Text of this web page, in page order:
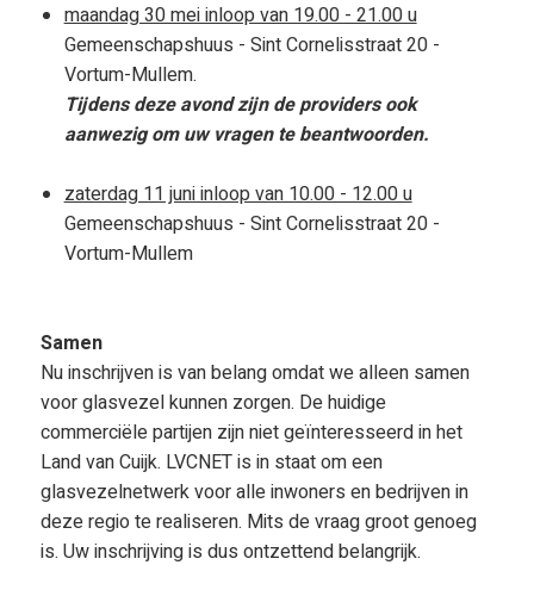
maandag 30 mei inloop van 19.00 - 21.00 u
Gemeenschapshuus - Sint Cornelisstraat 20 -
Vortum-Mullem.
Tijdens deze avond zijn de providers ook
aanwezig om uw vragen te beantwoorden.
zaterdag 11 juni inloop van 10.00 - 12.00 u
Gemeenschapshuus - Sint Cornelisstraat 20 -
Vortum-Mullem
Samen
Nu inschrijven is van belang omdat we alleen samen
voor glasvezel kunnen zorgen. De huidige
commerciële partijen zijn niet geïnteresseerd in het
Land van Cuijk. LVCNET is in staat om een
glasvezelnetwerk voor alle inwoners en bedrijven in
deze regio te realiseren. Mits de vraag groot genoeg
is. Uw inschrijving is dus ontzettend belangrijk.